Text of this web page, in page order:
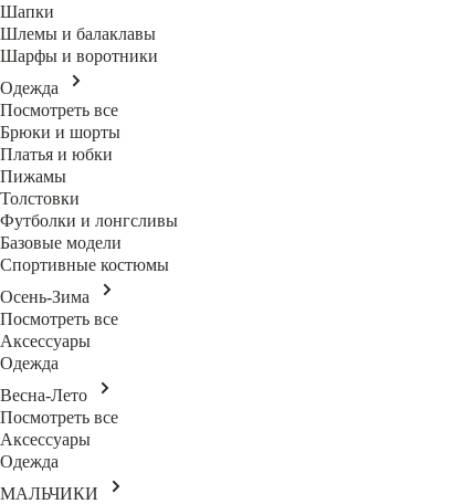
Шапки
Шлемы и балаклавы
Шарфы и воротники
Одежда
Посмотреть все
Брюки и шорты
Платья и юбки
Пижамы
Толстовки
Футболки и лонгсливы
Базовые модели
Спортивные костюмы
Осень-Зима
Посмотреть все
Аксессуары
Одежда
Весна-Лето
Посмотреть все
Аксессуары
Одежда
МАЛЬЧИКИ